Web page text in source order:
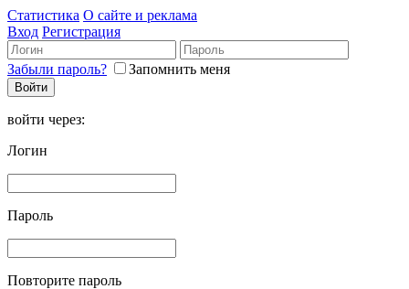
Статистика О сайте и реклама
Вход Регистрация
Забыли пароль? Запомнить меня
войти через:
Логин
Пароль
Повторите пароль